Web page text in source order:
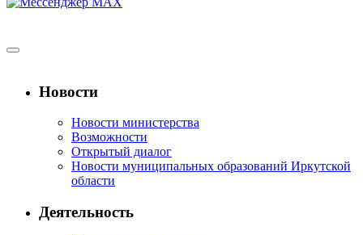
Новости
Новости министерства
Возможности
Открытый диалог
Новости муниципальных образований Иркутской
области
Деятельность